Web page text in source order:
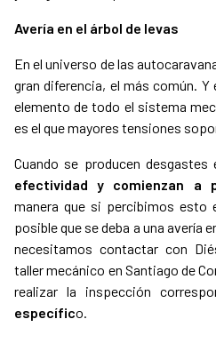
Avería en el árbol de levas
En el universo de las
gran diferencia, el más común. Y
elemento de todo el sistema
es el que mayores tensiones
Cuando se producen desgastes
efectividad y comienzan a
manera que si percibimos esto
posible que se deba a una avería
necesitamos contactar con
taller mecánico en Santiago de
realizar la inspección
específico.